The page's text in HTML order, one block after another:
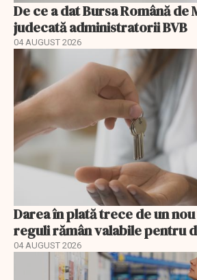
De ce a dat Bursa Română de
judecată administratorii BVB
04 AUGUST 2026
Darea în plată trece de un nou
reguli rămân valabile pentru
04 AUGUST 2026